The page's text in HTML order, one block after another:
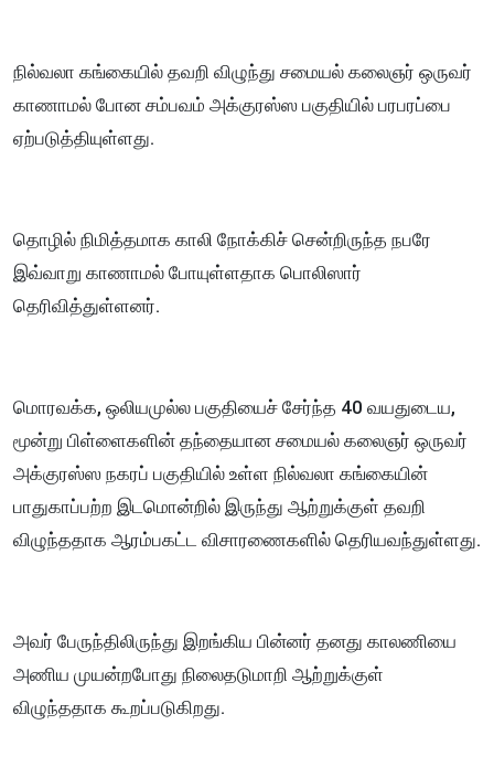
நில்வலா கங்கையில் தவறி விழுந்து சமையல் கலைஞர் ஒருவர்
காணாமல் போன சம்பவம் அக்குரஸ்ஸ பகுதியில் பரபரப்பை
ஏற்படுத்தியுள்ளது.
தொழில் நிமித்தமாக காலி நோக்கிச் சென்றிருந்த நபரே
இவ்வாறு காணாமல் போயுள்ளதாக பொலிஸார்
தெரிவித்துள்ளனர்.
மொரவக்க, ஒலியமுல்ல பகுதியைச் சேர்ந்த 40 வயதுடைய,
மூன்று பிள்ளைகளின் தந்தையான சமையல் கலைஞர் ஒருவர்
அக்குரஸ்ஸ நகரப் பகுதியில் உள்ள நில்வலா கங்கையின்
பாதுகாப்பற்ற இடமொன்றில் இருந்து ஆற்றுக்குள் தவறி
விழுந்ததாக ஆரம்பகட்ட விசாரணைகளில் தெரியவந்துள்ளது.
அவர் பேருந்திலிருந்து இறங்கிய பின்னர் தனது காலணியை
அணிய முயன்றபோது நிலைதடுமாறி ஆற்றுக்குள்
விழுந்ததாக கூறப்படுகிறது.